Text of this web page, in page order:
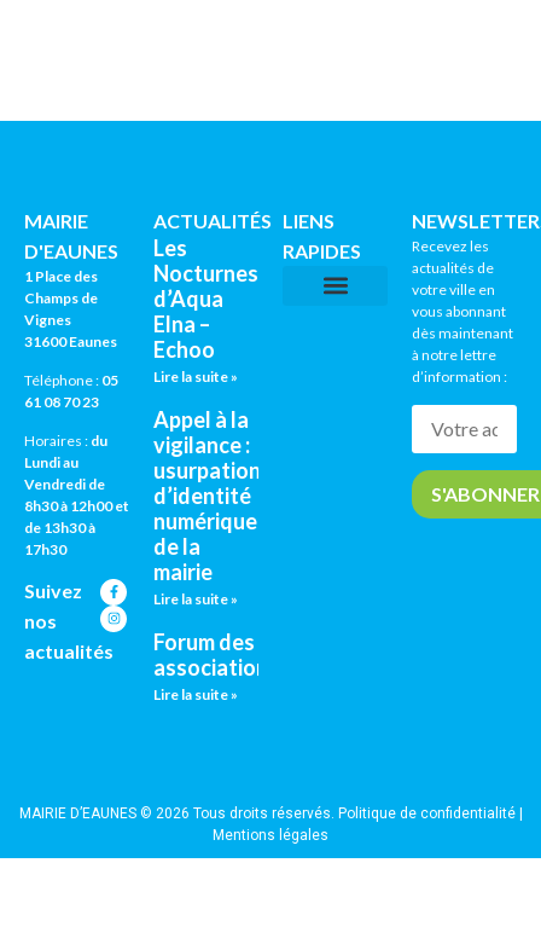
MAIRIE
D'EAUNES
1 Place des
Champs de
Vignes
31600 Eaunes
Téléphone : 05
61 08 70 23
Horaires : du
Lundi au
Vendredi de
8h30 à 12h00 et
de 13h30 à
17h30
Suivez
nos
actualités
ACTUALITÉS
Les
Nocturnes
d’Aqua
Elna –
Echoo
Lire la suite »
Appel à la
vigilance :
usurpation
d’identité
numérique
de la
mairie
Lire la suite »
Forum des
associations
Lire la suite »
LIENS
RAPIDES
Recevez les
actualités de
votre ville en
vous abonnant
dès maintenant
à notre lettre
d’information :
MAIRIE D’EAUNES © 2026 Tous droits réservés. Politique de confidentialité|
Mentions légales